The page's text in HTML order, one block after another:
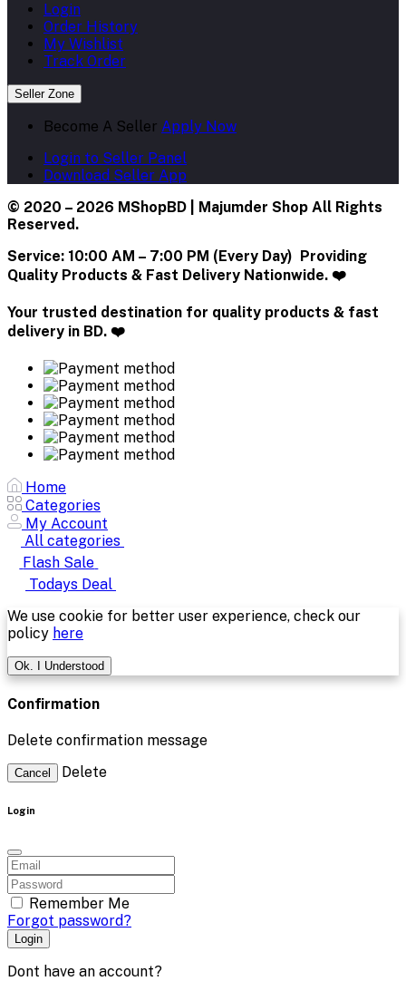
Login
Order History
My Wishlist
Track Order
Seller Zone
Become A Seller Apply Now
Login to Seller Panel
Download Seller App
© 2020 – 2026 MShopBD | Majumder Shop All Rights
Reserved.
Service: 10:00 AM – 7:00 PM (Every Day) Providing
Quality Products & Fast Delivery Nationwide. ❤️
Your trusted destination for quality products & fast
delivery in BD. ❤️
Home
Categories
My Account
All categories
Flash Sale
Todays Deal
We use cookie for better user experience, check our
policy here
Ok. I Understood
Confirmation
Delete confirmation message
Cancel Delete
Login
Remember Me
Forgot password?
Login
Dont have an account?